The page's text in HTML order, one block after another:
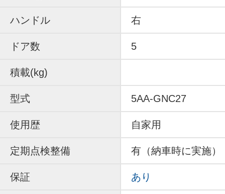
ハンドル 右
ドア数 5
積載(kg)
型式 5AA-GNC27
使用歴 自家用
定期点検整備 有（納車時に実施）
保証 あり